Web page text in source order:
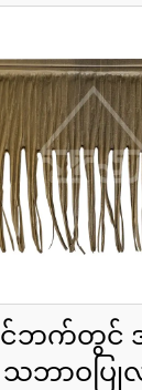
င်ဘက်တွင်
သဘာဝပြုလု